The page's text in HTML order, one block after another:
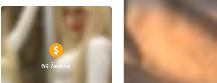
69 Žetona